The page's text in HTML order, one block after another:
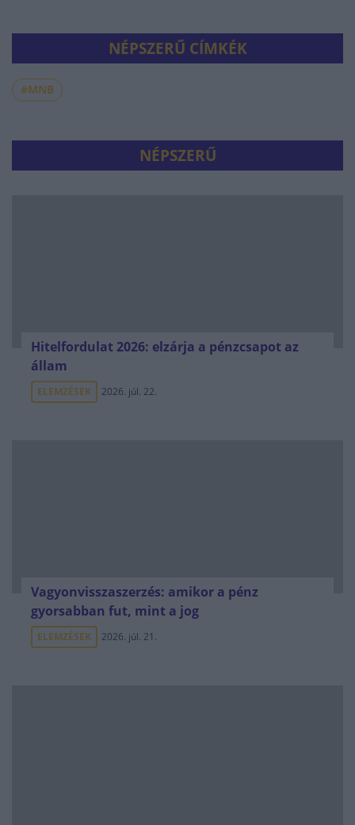
NÉPSZERŰ CÍMKÉK
#MNB
NÉPSZERŰ
Hitelfordulat 2026: elzárja a pénzcsapot az
állam
ELEMZÉSEK 2026. júl. 22.
Vagyonvisszaszerzés: amikor a pénz
gyorsabban fut, mint a jog
ELEMZÉSEK 2026. júl. 21.